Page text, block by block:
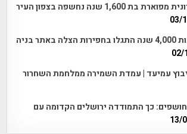
שרידי אחוזה שומרונית מפוארת בת 1,600 שנה נחשפה בצפון העיר
03/
פתילות קדומות בנות 4,000 שנה התגלו בחפירות הצלה באתר בניה
02/
עמיעד | עמדת השמירה ממלחמת השחרור
חושפים: כך התמודדה ירושלים הקדומה עם
13/